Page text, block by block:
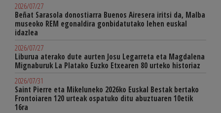
2026/07/27
Beñat Sarasola donostiarra Buenos Airesera iritsi da, Malba
museoko REM egonaldira gonbidatutako lehen euskal
idazlea
2026/07/27
Liburua aterako dute aurten Josu Legarreta eta Magdalena
Mignaburuk La Platako Euzko Etxearen 80 urteko historiaz
2026/07/31
Saint Pierre eta Mikeluneko 2026ko Euskal Bestak bertako
Frontoiaren 120 urteak ospatuko ditu abuztuaren 10etik
16ra